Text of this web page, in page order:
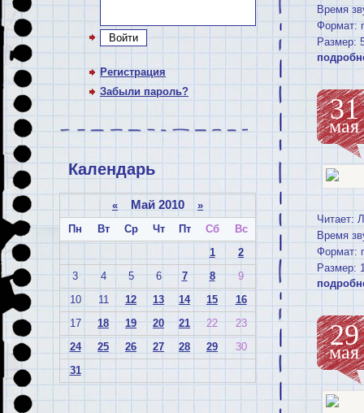
Войти
Регистрация
Забыли пароль?
Календарь
« Май 2010 »
Пн
Вт Ср Чт Пт Сб
Вс
1
2
3
4 5 6 7 8
9
10
11 12 13 14 15
16
17
18 19 20 21 22
23
24
25 26 27 28 29
30
31
Время
Формат:
Размер:
31
мая
Читает:
Время
Формат:
Размер:
29
мая